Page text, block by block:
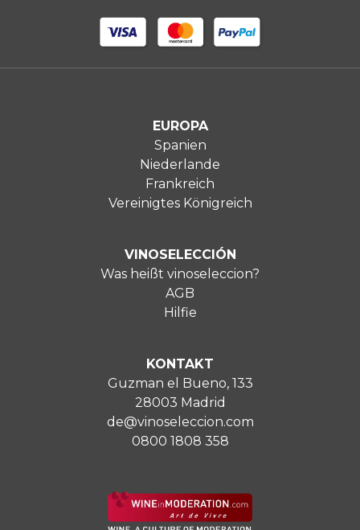
EUROPA
Spanien
Niederlande
Frankreich
Vereinigtes Königreich
VINOSELECCIÓN
Was heißt vinoseleccion?
AGB
Hilfie
KONTAKT
Guzman el Bueno, 133
28003 Madrid
de@vinoseleccion.com
0800 1808 358